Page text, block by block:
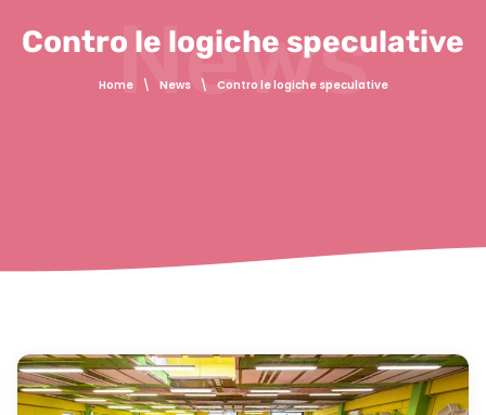
News
Contro le logiche speculative
Home \ News \ Contro le logiche speculative